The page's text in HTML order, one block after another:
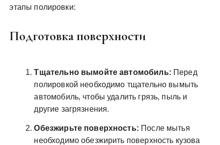
этапы полировки:
Подготовка поверхности
Тщательно вымойте автомобиль: Перед
полировкой необходимо тщательно вымыть
автомобиль‚ чтобы удалить грязь‚ пыль и
другие загрязнения.
Обезжирьте поверхность: После мытья
необходимо обезжирить поверхность кузова